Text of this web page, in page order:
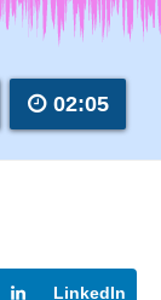
02:05
LinkedIn